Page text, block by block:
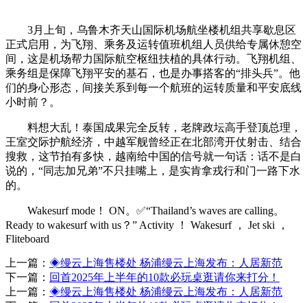
3月上旬，乌鲁木齐天山国际机场航坐楼机组共享歇息区
正式启用，为飞翔、乘务及运转值班机组人员供给专属休憩空
间，这是机场帮力国际航空枢纽扶植的具体行动。飞翔机组、
乘务组是保障飞翔平安的基石，也是办事搭客的“排头兵”。他
们的身心形态，间接关系到每一个航班的运转质量和平安底线
小时前？。
料想大乱！泰国成果完全反转，老牌政坛高手登顶总理，
王室交际护航经济，中越军舰曾经正在北部湾开仗射击、结合
搜救，这节拍有多快，越南给中国的信号就一句话：话不是白
说的，“同志加兄弟”不只挂嘴上，是实肯拿戎行和门一路下水
的。
Wakesurf mode！ ON。✅“Thailand’s waves are calling。
Ready to wakesurf with us？” Activity ！ Wakesurf ， Jet ski ，
Fliteboard
上一篇： ◈缦云上海售楼处 杨浦缦云上海发布：人居新范
下一篇： 回首2025年上半年的10款必玩桌逛请你来打分！
上一篇： ◈缦云上海售楼处 杨浦缦云上海发布：人居新范